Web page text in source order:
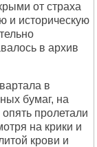
от страха
и историческую
в архив
в
бумаг, на
пролетали
на крики и
крови и